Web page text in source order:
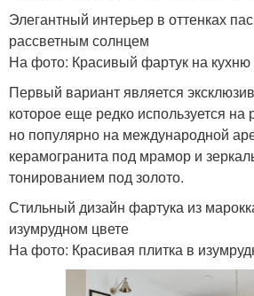
Элегантный интерьер в оттенках
рассветным солнцем
На фото: Красивый фартук на кухню
Первый вариант является
которое еще редко используется на
но популярно на международной
керамогранита под мрамор и
тонированием под золото.
Стильный дизайн фартука из
изумрудном цвете
На фото: Красивая плитка в